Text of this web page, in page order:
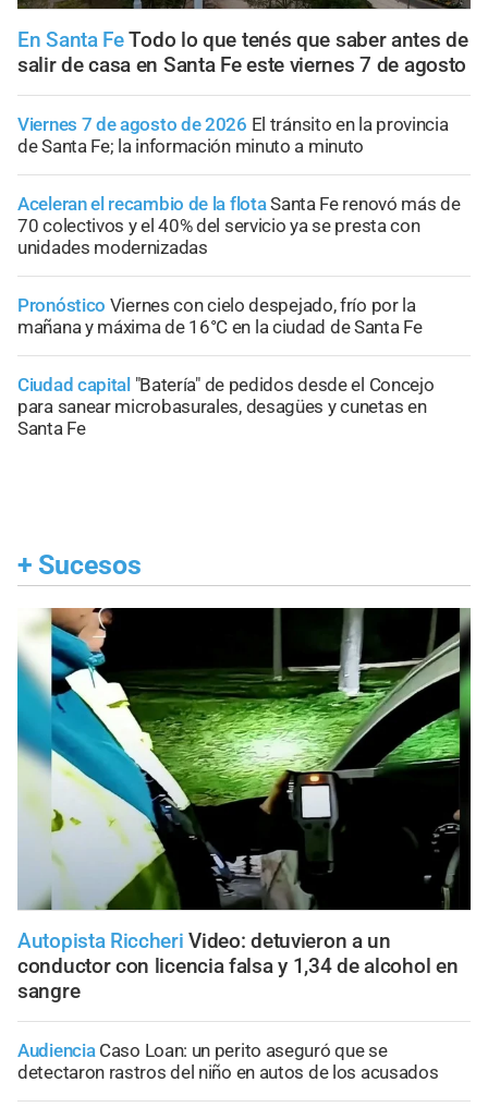
En Santa FeTodo lo que tenés que saber antes de
salir de casa en Santa Fe este viernes 7 de agosto
Viernes 7 de agosto de 2026 El tránsito en la provincia
de Santa Fe; la información minuto a minuto
Aceleran el recambio de la flotaSanta Fe renovó más de
70 colectivos y el 40% del servicio ya se presta con
unidades modernizadas
Pronóstico Viernes con cielo despejado, frío por la
mañana y máxima de 16°C en la ciudad de Santa Fe
Ciudad capital "Batería" de pedidos desde el Concejo
para sanear microbasurales, desagües y cunetas en
Santa Fe
+ Sucesos
Autopista Riccheri Video: detuvieron a un
conductor con licencia falsa y 1,34 de alcohol en
sangre
Audiencia Caso Loan: un perito aseguró que se
detectaron rastros del niño en autos de los acusados